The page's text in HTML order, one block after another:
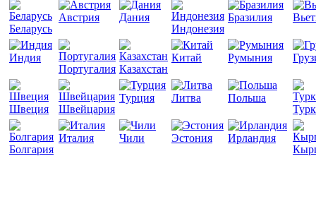
Беларусь
Австрия
Дания
Индонезия
Бразилия
Индия
Португалия Казахстан
Китай Румыния
Швеция Швейцария
Турция Литва
Польша
Болгария
Италия Чили Эстония
Ирландия